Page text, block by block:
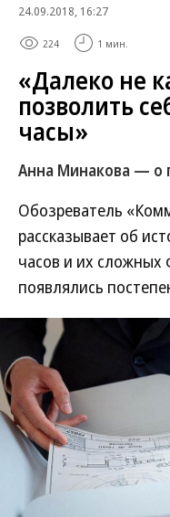
24.09.2018, 16:27
224 1 мин.
«Далеко не
позволить
часы»
Анна Минакова — о
Обозреватель
рассказывает об
часов и их сложных
появлялись